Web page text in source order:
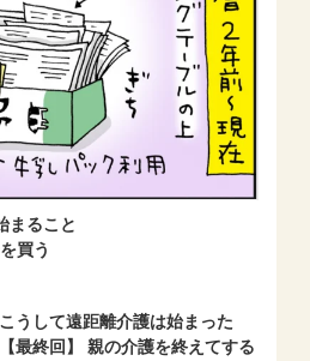
まること
買う
こうして遠距離介護は始まった
【最終回】 親の介護を終えてする